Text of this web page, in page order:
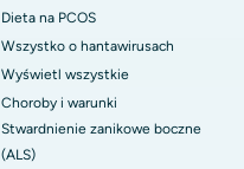
Dieta na PCOS
Wszystko o hantawirusach
Wyświetl wszystkie
Choroby i warunki
Stwardnienie zanikowe boczne
(ALS)